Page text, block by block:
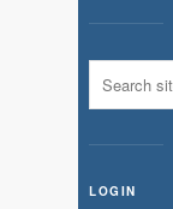
LOGIN